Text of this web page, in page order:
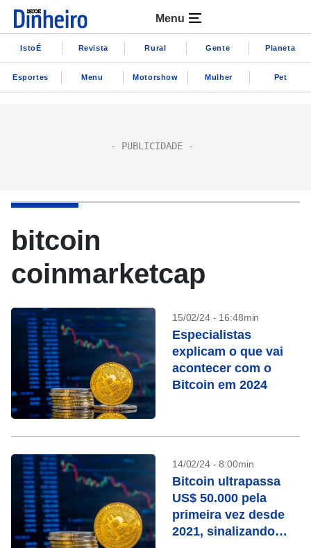
Menu
IstoÉ Revista Rural Gente Planeta
Esportes Menu Motorshow Mulher Pet
bitcoin
coinmarketcap
15/02/24 - 16:48min
Especialistas
explicam o que vai
acontecer com o
Bitcoin em 2024
14/02/24 - 8:00min
Bitcoin ultrapassa
US$ 50.000 pela
primeira vez desde
2021, sinalizando